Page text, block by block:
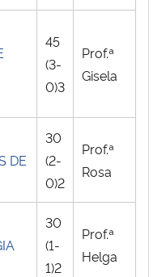
45
(3-
0)3
Prof.ª
Gisela
DE
30
(2-
0)2
Prof.ª
Rosa
30
(1-
1)2
Prof.ª
Helga